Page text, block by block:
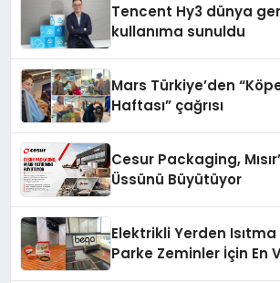
Tencent Hy3 dünya
kullanıma sunuldu
Mars Türkiye’den
Haftası” çağrısı
Cesur Packaging,
Üssünü Büyütüyor
Elektrikli Yerden
Parke Zeminler İçin En